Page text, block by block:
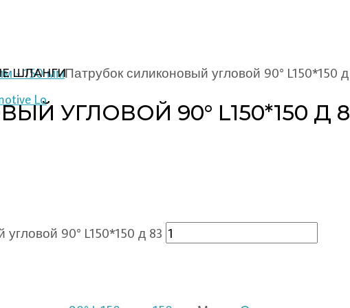
ШЛАНГИ
- 150 ммПатрубок силиконовый угловой 90° L150*150
УГЛОВОЙ 90° L150*150 Д
90° L150*150 д 83